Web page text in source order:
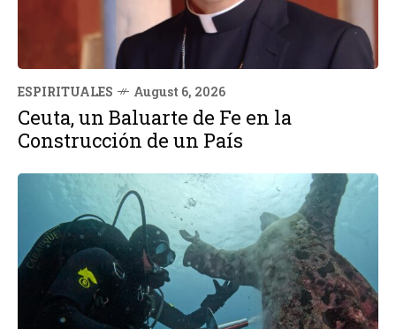
ESPIRITUALES August 6, 2026
Ceuta, un Baluarte de Fe en la
Construcción de un País